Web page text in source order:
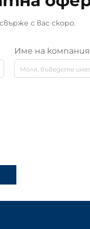
с вас скоро.
Име на